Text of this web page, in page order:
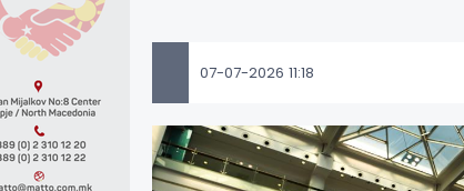
07-07-2026 11:18